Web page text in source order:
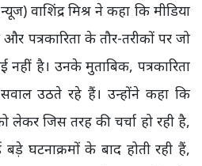
वाशिंद्र मिश्र ने कहा कि मीडिया
और पत्रकारिता के तौर-तरीकों पर जो
है। उनके मुताबिक, पत्रकारिता
उठते रहे हैं। उन्होंने कहा कि
जिस तरह की चर्चा हो रही है,
घटनाक्रमों के बाद होती रही हैं,